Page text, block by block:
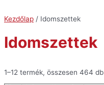
to
content
Kezdőlap / Idomszettek
Idomszettek
1–12 termék, összesen 464 db